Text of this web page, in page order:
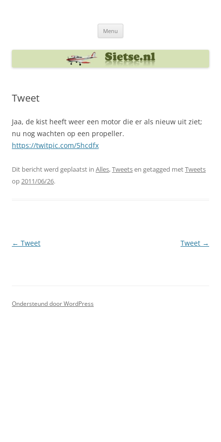
Menu
Tweet
Jaa, de kist heeft weer een motor die er als nieuw uit ziet;
nu nog wachten op een propeller.
https://twitpic.com/5hcdfx
Dit bericht werd geplaatst in Alles,Tweetsen getagged metTweets
op2011/06/26.
Berichtnavigatie
← Tweet Tweet →
Ondersteund door WordPress